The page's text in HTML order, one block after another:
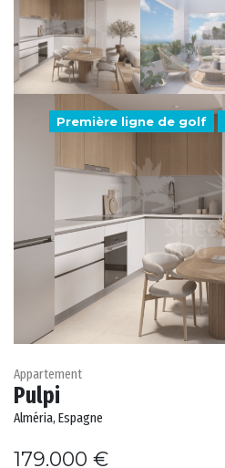
Première ligne de golf
Appartement
Pulpi
Alméria, Espagne
179.000 €